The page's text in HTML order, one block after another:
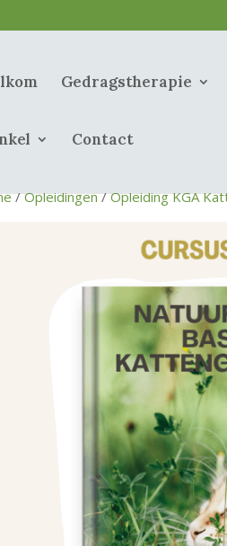
Gedragstherapie
Contact
/Opleidingen/Opleiding KGA